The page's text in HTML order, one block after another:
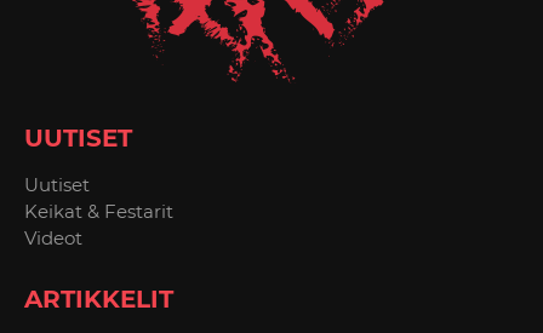
UUTISET
Uutiset
Keikat & Festarit
Videot
ARTIKKELIT